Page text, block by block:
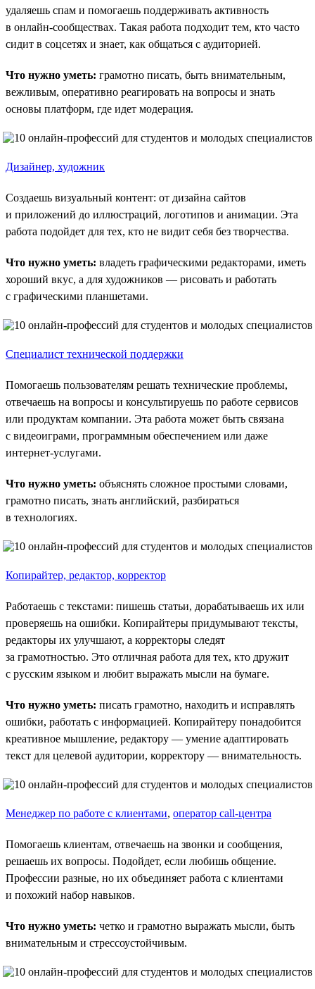
удаляешь спам и помогаешь поддерживать активность
в онлайн-сообществах. Такая работа подходит тем, кто часто
сидит в соцсетях и знает, как общаться с аудиторией.
Что нужно уметь: грамотно писать, быть внимательным,
вежливым, оперативно реагировать на вопросы и знать
основы платформ, где идет модерация.
Дизайнер, художник
Создаешь визуальный контент: от дизайна сайтов
и приложений до иллюстраций, логотипов и анимации. Эта
работа подойдет для тех, кто не видит себя без творчества.
Что нужно уметь: владеть графическими редакторами, иметь
хороший вкус, а для художников — рисовать и работать
с графическими планшетами.
Специалист технической поддержки
Помогаешь пользователям решать технические проблемы,
отвечаешь на вопросы и консультируешь по работе сервисов
или продуктам компании. Эта работа может быть связана
с видеоиграми, программным обеспечением или даже
интернет-услугами.
Что нужно уметь: объяснять сложное простыми словами,
грамотно писать, знать английский, разбираться
в технологиях.
Копирайтер, редактор, корректор
Работаешь с текстами: пишешь статьи, дорабатываешь их или
проверяешь на ошибки. Копирайтеры придумывают тексты,
редакторы их улучшают, а корректоры следят
за грамотностью. Это отличная работа для тех, кто дружит
с русским языком и любит выражать мысли на бумаге.
Что нужно уметь: писать грамотно, находить и исправлять
ошибки, работать с информацией. Копирайтеру понадобится
креативное мышление, редактору — умение адаптировать
текст для целевой аудитории, корректору — внимательность.
Менеджер по работе с клиентами, оператор call-центра
Помогаешь клиентам, отвечаешь на звонки и сообщения,
решаешь их вопросы. Подойдет, если любишь общение.
Профессии разные, но их объединяет работа с клиентами
и похожий набор навыков.
Что нужно уметь: четко и грамотно выражать мысли, быть
внимательным и стрессоустойчивым.